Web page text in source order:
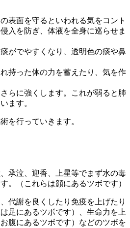
表面を守るといわれる気をコント
入を防ぎ、体液を全身に巡らせま
がでやすくなり、透明色の痰や鼻
持った体の力を蓄えたり、気を作
らに強くします。これが弱ると肺
ます。
を行っていきます。
承泣、迎香、上星等でまず水の毒
。（これらは顔にあるツボです）
代謝を良くしたり免疫を上げたり
足にあるツボです）、生命力を上
腹にあるツボです）などのツボを